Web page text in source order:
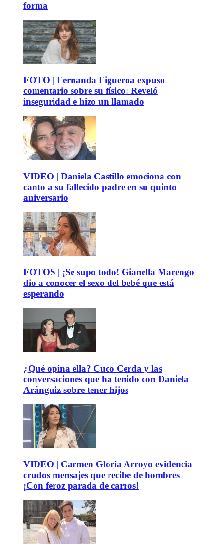
forma
FOTO | Fernanda Figueroa expuso
comentario sobre su físico: Reveló
inseguridad e hizo un llamado
VIDEO | Daniela Castillo emociona con
canto a su fallecido padre en su quinto
aniversario
FOTOS | ¡Se supo todo! Gianella Marengo
dio a conocer el sexo del bebé que está
esperando
¿Qué opina ella? Cuco Cerda y las
conversaciones que ha tenido con Daniela
Aránguiz sobre tener hijos
VIDEO | Carmen Gloria Arroyo evidencia
crudos mensajes que recibe de hombres
¡Con feroz parada de carros!